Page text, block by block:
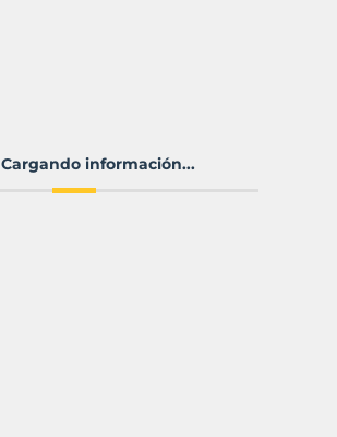
Cargando información...